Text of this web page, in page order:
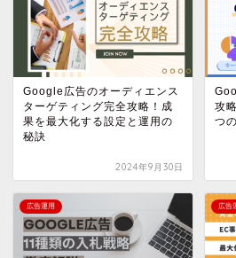
Google広告のオーディエンス
ターゲティング完全攻略！成
果を最大化する設定と運用の
秘訣
2024年9月30日
攻
つ
広告運用 広告